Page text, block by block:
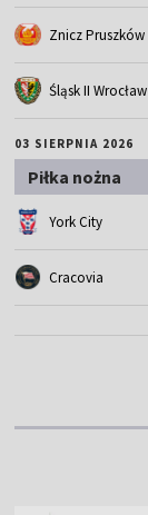
Znicz Pruszków
Śląsk II Wrocław
03 SIERPNIA 2026
Piłka nożna
York City
Cracovia